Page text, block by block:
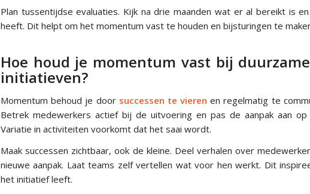
Plan tussentijdse evaluaties. Kijk na drie maanden wat er al bereikt is
heeft. Dit helpt om het momentum vast te houden en bijsturingen te
Hoe houd je momentum vast bij
initiatieven?
Momentum behoud je door successen te vieren en regelmatig te
Betrek medewerkers actief bij de uitvoering en pas de aanpak aan op
Variatie in activiteiten voorkomt dat het saai wordt.
Maak successen zichtbaar, ook de kleine. Deel verhalen over
nieuwe aanpak. Laat teams zelf vertellen wat voor hen werkt. Dit
het initiatief leeft.